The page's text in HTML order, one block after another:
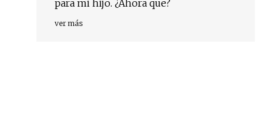
para mi hijo. ¿Ahora que?
ver más